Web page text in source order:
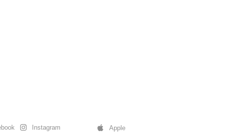
Instagram Apple